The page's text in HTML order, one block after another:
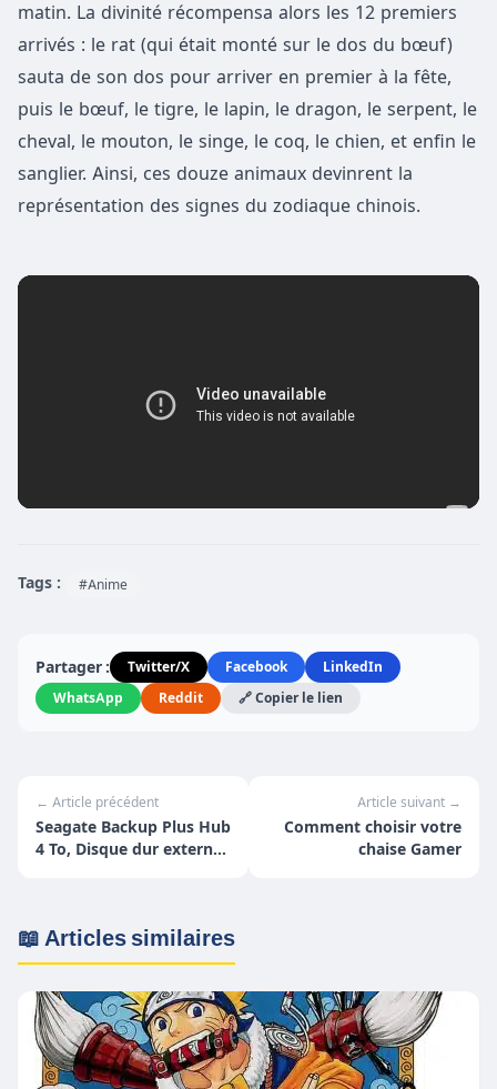
matin. La divinité récompensa alors les 12 premiers
arrivés : le rat (qui était monté sur le dos du bœuf)
sauta de son dos pour arriver en premier à la fête,
puis le bœuf, le tigre, le lapin, le dragon, le serpent, le
cheval, le mouton, le singe, le coq, le chien, et enfin le
sanglier. Ainsi, ces douze animaux devinrent la
représentation des signes du zodiaque chinois.
Tags : #Anime
Partager : Twitter/X Facebook
LinkedIn
WhatsApp
Reddit 🔗 Copier le lien
← Article précédent
Seagate Backup Plus Hub
4 To, Disque dur externe
Article suivant →
Comment choisir votre
chaise Gamer
📖 Articles similaires